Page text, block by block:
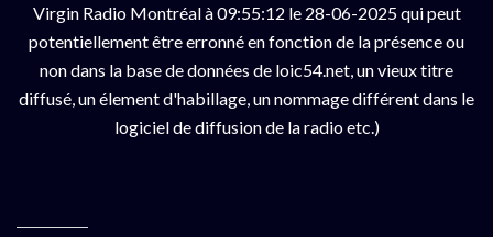
Virgin Radio Montréal à 09:55:12 le 28-06-2025 qui peut
potentiellement être erronné en fonction de la présence ou
non dans la base de données de loic54.net, un vieux titre
diffusé, un élement d'habillage, un nommage différent dans le
logiciel de diffusion de la radio etc.)